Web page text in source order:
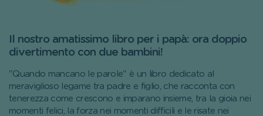
Il nostro amatissimo libro per i papà: ora doppio
divertimento con due bambini!
"Quando mancano le parole" è un libro dedicato al
meraviglioso legame tra padre e figlio, che racconta con
tenerezza come crescono e imparano insieme, tra la gioia nei
momenti felici, la forza nei momenti difficili e le risate nei